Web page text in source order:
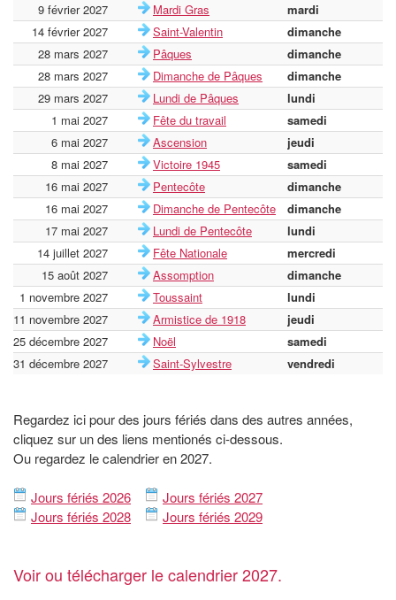
9 février 2027
Mardi Gras mardi
14 février 2027
Saint-Valentin dimanche
28 mars 2027
Pâques dimanche
28 mars 2027
Dimanche de Pâques dimanche
29 mars 2027
Lundi de Pâques lundi
1 mai 2027
Fête du travail samedi
6 mai 2027
Ascension jeudi
8 mai 2027
Victoire 1945 samedi
16 mai 2027
Pentecôte dimanche
16 mai 2027
Dimanche de Pentecôte dimanche
17 mai 2027
Lundi de Pentecôte lundi
14 juillet 2027
Fête Nationale mercredi
15 août 2027
Assomption dimanche
1 novembre 2027
Toussaint lundi
11 novembre 2027
Armistice de 1918 jeudi
25 décembre 2027
Noël samedi
31 décembre 2027
Saint-Sylvestre vendredi
Regardez ici pour des jours fériés dans des autres années,
cliquez sur un des liens mentionés ci-dessous.
Ou regardez le calendrier en 2027.
Jours fériés 2026
Jours fériés 2027
Jours fériés 2028
Jours fériés 2029
Voir ou télécharger le calendrier 2027.